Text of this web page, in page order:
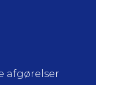
afgørelser